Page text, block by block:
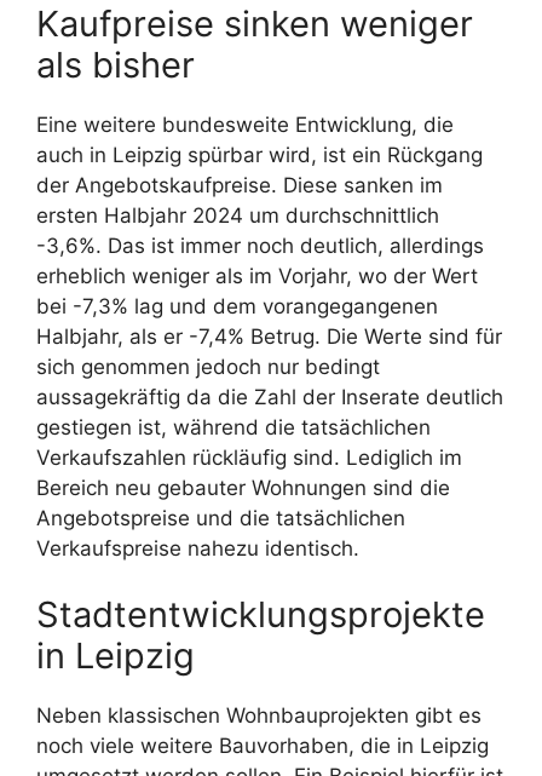
Kaufpreise sinken weniger
als bisher
Eine weitere bundesweite Entwicklung, die
auch in Leipzig spürbar wird, ist ein Rückgang
der Angebotskaufpreise. Diese sanken im
ersten Halbjahr 2024 um durchschnittlich
-3,6%. Das ist immer noch deutlich, allerdings
erheblich weniger als im Vorjahr, wo der Wert
bei -7,3% lag und dem vorangegangenen
Halbjahr, als er -7,4% Betrug. Die Werte sind für
sich genommen jedoch nur bedingt
aussagekräftig da die Zahl der Inserate deutlich
gestiegen ist, während die tatsächlichen
Verkaufszahlen rückläufig sind. Lediglich im
Bereich neu gebauter Wohnungen sind die
Angebotspreise und die tatsächlichen
Verkaufspreise nahezu identisch.
Stadtentwicklungsprojekte
in Leipzig
Neben klassischen Wohnbauprojekten gibt es
noch viele weitere Bauvorhaben, die in Leipzig